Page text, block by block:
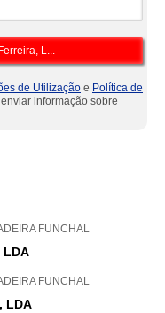
de Utilização e Política de
informação sobre
FUNCHAL
LDA
FUNCHAL
LDA